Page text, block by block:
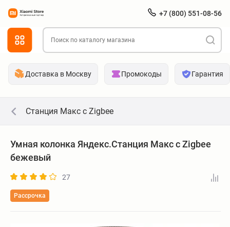
+7 (800) 551-08-56
Доставка в Москву Промокоды Гарантия
Станция Макс с Zigbee
Умная колонка Яндекс.Станция Макс с Zigbee
бежевый
27
Рассрочка